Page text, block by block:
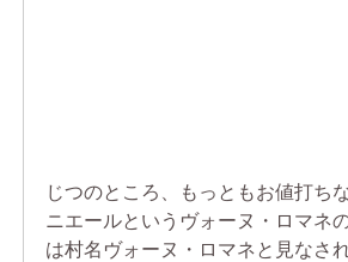
じつのところ、もっともお値打ち
ニエールというヴォーヌ・ロマネ
は村名ヴォーヌ・ロマネと見なされ